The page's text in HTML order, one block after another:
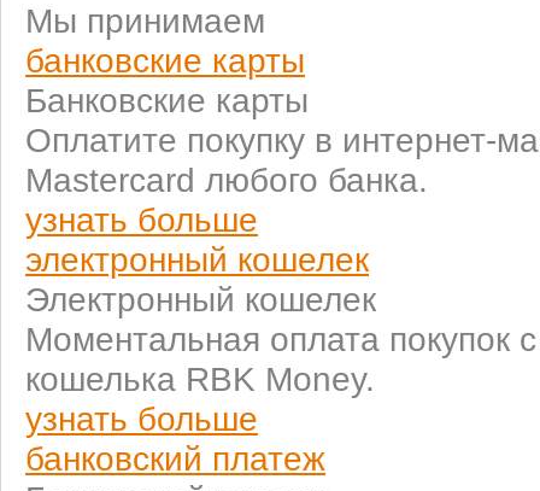
Мы принимаем
банковские карты
Банковские карты
Оплатите покупку в интернет-
Mastercard любого банка.
узнать больше
электронный кошелек
Электронный кошелек
Моментальная оплата покупок
кошелька RBK Money.
узнать больше
банковский платеж